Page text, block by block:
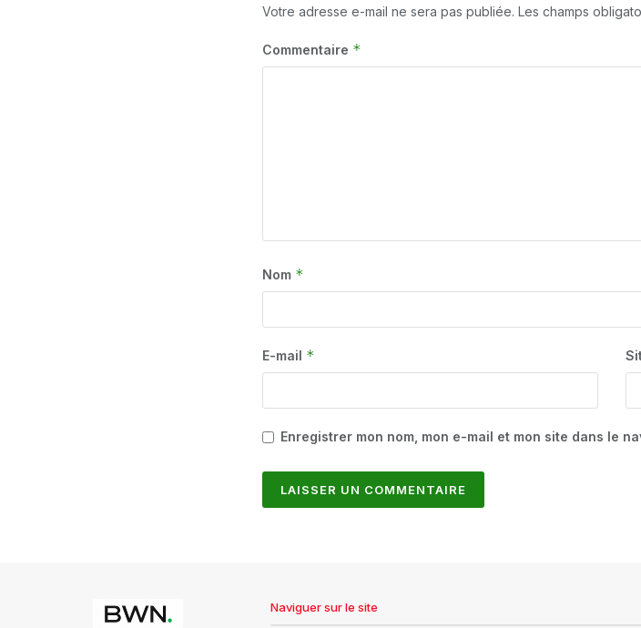
Votre adresse e-mail ne sera pas publiée. Les champs
Commentaire *
Nom *
E-mail *
Enregistrer mon nom, mon e-mail et mon site dans le
Naviguer sur le site